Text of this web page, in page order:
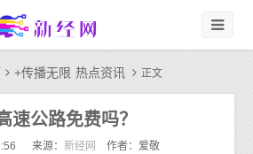
+传播无限 热点资讯 正文
速公路免费吗？
来源： 新经网 作者：爱敬